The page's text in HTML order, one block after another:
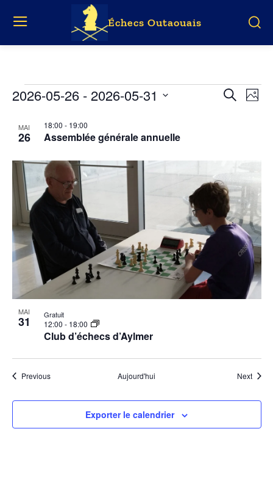
Échecs Outaouais
Évènements
Views
Recherche
Photo
2026-05-26 - 2026-05-31
date.
List
events
in
Photo
View
MAI
26 Assemblée générale annuelle
18:00 - 19:00
MAI
31
Club d’échecs d’Aylmer
12:00 - 18:00
Gratuit
PreviousÉvènements Aujourd'hui Next
Exporter le calendrier